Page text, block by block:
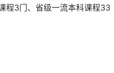
程3门、省级一流本科课程33